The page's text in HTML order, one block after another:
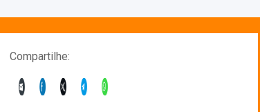
Compartilhe: